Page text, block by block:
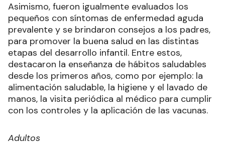
Asimismo, fueron igualmente evaluados los
pequeños con síntomas de enfermedad aguda
prevalente y se brindaron consejos a los padres,
para promover la buena salud en las distintas
etapas del desarrollo infantil. Entre estos,
destacaron la enseñanza de hábitos saludables
desde los primeros años, como por ejemplo: la
alimentación saludable, la higiene y el lavado de
manos, la visita periódica al médico para cumplir
con los controles y la aplicación de las vacunas.
Adultos